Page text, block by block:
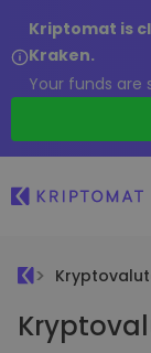
Kriptomat is
Kraken.
Your funds are